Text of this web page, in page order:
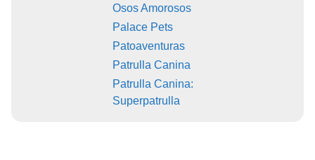
Osos Amorosos
Palace Pets
Patoaventuras
Patrulla Canina
Patrulla Canina:
Superpatrulla